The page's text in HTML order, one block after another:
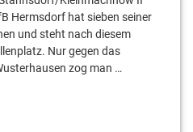
Hermsdorf hat sieben seiner
und steht nach diesem
Nur gegen das
zog man …